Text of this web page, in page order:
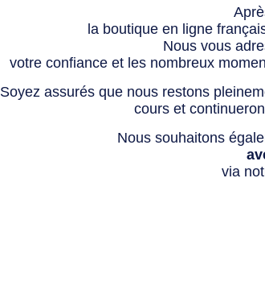
la boutique en ligne
Nous vous
votre confiance et les nombreux
Soyez assurés que nous restons
cours et
Nous souhaitons
via